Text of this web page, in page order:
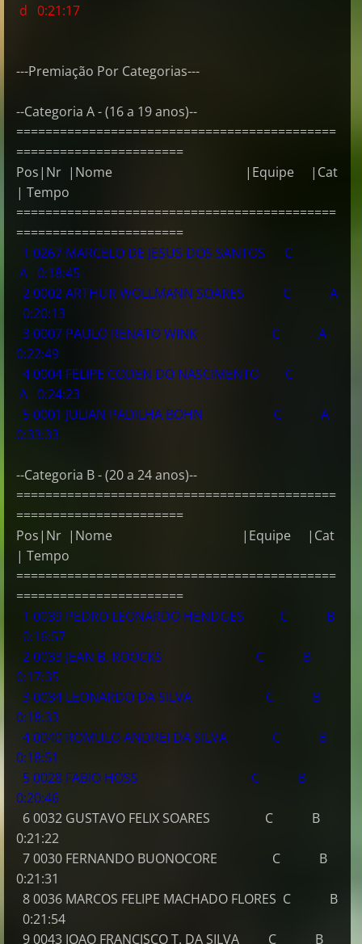
d 0:21:17
---Premiação Por Categorias---
--Categoria A - (16 a 19 anos)--
============================================
=======================
Pos|Nr |Nome |Equipe |Cat
| Tempo
============================================
=======================
1 0267 MARCELO DE JESUS DOS SANTOS C
A 0:18:45
2 0002 ARTHUR WOLLMANN SOARES C A
0:20:13
3 0007 PAULO RENATO WINK C A
0:22:49
4 0004 FELIPE CODEN DO NASCIMENTO C
A 0:24:23
5 0001 JULIAN PADILHA BOHN C A
0:33:33
--Categoria B - (20 a 24 anos)--
============================================
=======================
Pos|Nr |Nome |Equipe |Cat
| Tempo
============================================
=======================
1 0039 PEDRO LEONARDO HENDGES C B
0:16:57
2 0033 JEAN B. ROOCKS C B
0:17:35
3 0034 LEONARDO DA SILVA C B
0:18:33
4 0040 ROMULO ANDREI DA SILVA C B
0:18:51
5 0028 FABIO HOSS C B
0:20:46
6 0032 GUSTAVO FELIX SOARES C B
0:21:22
7 0030 FERNANDO BUONOCORE C B
0:21:31
8 0036 MARCOS FELIPE MACHADO FLORES C B
0:21:54
9 0043 JOAO FRANCISCO T. DA SILVA C B